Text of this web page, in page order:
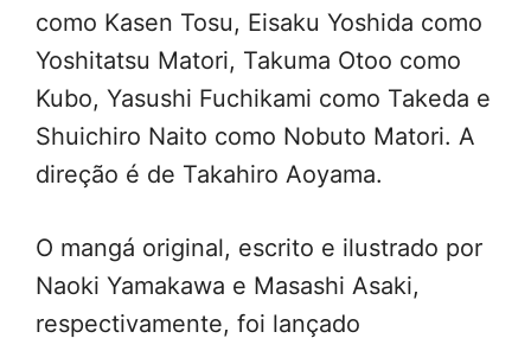
como Kasen Tosu, Eisaku Yoshida como
Yoshitatsu Matori, Takuma Otoo como
Kubo, Yasushi Fuchikami como Takeda e
Shuichiro Naito como Nobuto Matori. A
direção é de Takahiro Aoyama.
O mangá original, escrito e ilustrado por
Naoki Yamakawa e Masashi Asaki,
respectivamente, foi lançado